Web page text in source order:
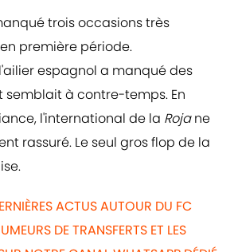
trois occasions très
première période.
espagnol a manqué des
semblait à contre-temps. En
l'international de la Rojane
rassuré. Le seul gros flop de la
ACTUS AUTOUR DU FC
DE TRANSFERTS ET LES